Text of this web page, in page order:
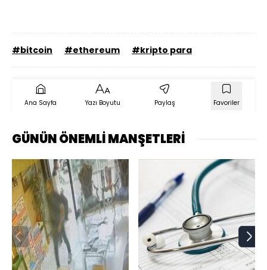
#bitcoin #ethereum #kripto para
Ana Sayfa Yazı Boyutu Paylaş Favoriler
GÜNÜN ÖNEMLİ MANŞETLERİ